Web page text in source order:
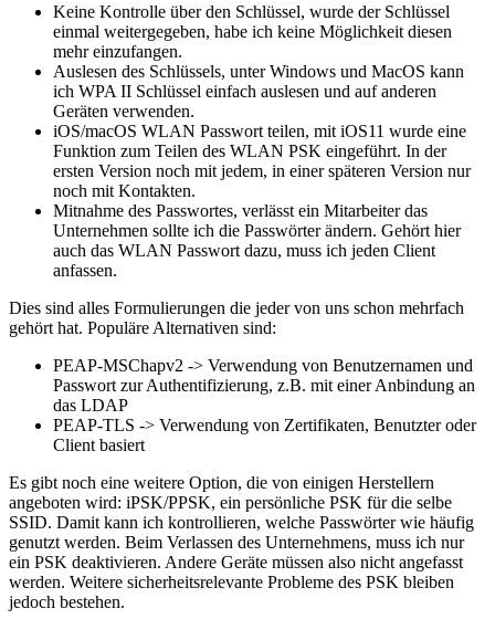
Keine Kontrolle über den Schlüssel, wurde der Schlüssel
einmal weitergegeben, habe ich keine Möglichkeit diesen
mehr einzufangen.
Auslesen des Schlüssels, unter Windows und MacOS kann
ich WPA II Schlüssel einfach auslesen und auf anderen
Geräten verwenden.
iOS/macOS WLAN Passwort teilen, mit iOS11 wurde eine
Funktion zum Teilen des WLAN PSK eingeführt. In der
ersten Version noch mit jedem, in einer späteren Version nur
noch mit Kontakten.
Mitnahme des Passwortes, verlässt ein Mitarbeiter das
Unternehmen sollte ich die Passwörter ändern. Gehört hier
auch das WLAN Passwort dazu, muss ich jeden Client
anfassen.
Dies sind alles Formulierungen die jeder von uns schon mehrfach
gehört hat. Populäre Alternativen sind:
PEAP-MSChapv2 -> Verwendung von Benutzernamen und
Passwort zur Authentifizierung, z.B. mit einer Anbindung an
das LDAP
PEAP-TLS -> Verwendung von Zertifikaten, Benutzter oder
Client basiert
Es gibt noch eine weitere Option, die von einigen Herstellern
angeboten wird: iPSK/PPSK, ein persönliche PSK für die selbe
SSID. Damit kann ich kontrollieren, welche Passwörter wie häufig
genutzt werden. Beim Verlassen des Unternehmens, muss ich nur
ein PSK deaktivieren. Andere Geräte müssen also nicht angefasst
werden. Weitere sicherheitsrelevante Probleme des PSK bleiben
jedoch bestehen.